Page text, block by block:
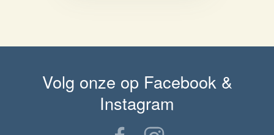
Volg onze op Facebook &
Instagram